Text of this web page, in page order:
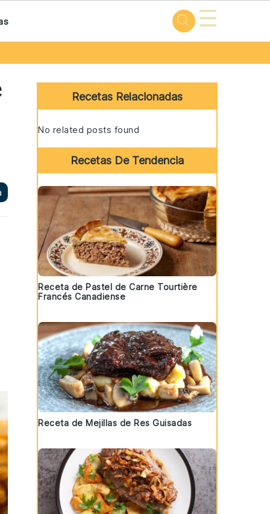
☰
Primary
Sidebar
Recetas Relacionadas
No related posts found
Recetas De Tendencia
Receta de Pastel de Carne Tourtière
Francés Canadiense
Receta de Mejillas de Res Guisadas